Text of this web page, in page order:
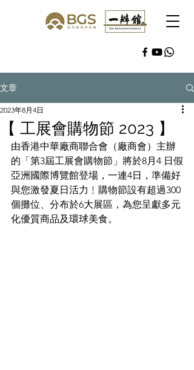
文章
【 工展會購物節 2023 】
2023年8月4日
由香港中華廠商聯合會（廠商會）主辦
的「第3屆工展會購物節」將於8月4 日假
亞洲國際博覽館登場，一連4日，準備好
與您激發夏日活力﹗購物節設有超過300
個攤位、分布於6大展區，為您呈獻多元
化優質商品及環球美食。